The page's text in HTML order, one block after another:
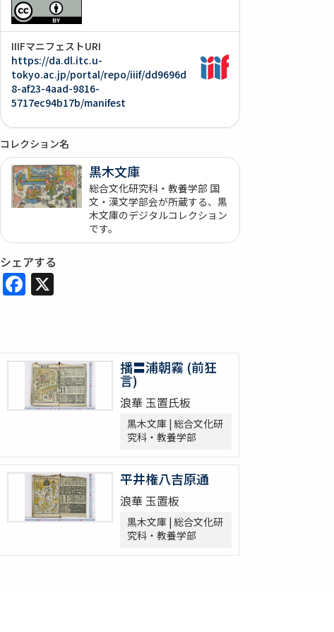
IIIFマニフェストURI
https://da.dl.itc.u-
tokyo.ac.jp/portal/repo/iiif/dd9696d
8-af23-4aad-9816-
5717ec94b17b/manifest
コレクション名
黒木文庫
総合文化研究科・教養学部 国
文・漢文学部会が所蔵する、黒
木文庫のデジタルコレクション
です。
シェアする
Facebook
X
播〓浦朝霧 (前狂
言)
浪華 玉置氏板
黒木文庫 | 総合文化研
究科・教養学部
平井権八吉原通
浪華 玉置板
黒木文庫 | 総合文化研
究科・教養学部